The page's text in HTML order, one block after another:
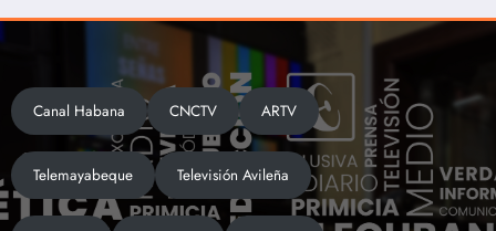
Canal Habana CNCTV ARTV
Telemayabeque Televisión Avileña